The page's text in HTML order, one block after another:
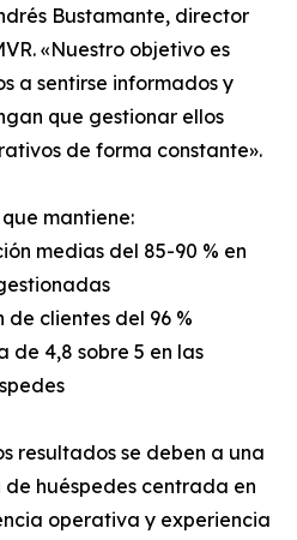
Bustamante, director
«Nuestro objetivo es
a sentirse informados y
que gestionar ellos
de forma constante».
mantiene:
medias del 85-90 % en
de clientes del 96 %
de 4,8 sobre 5 en las
resultados se deben a una
huéspedes centrada en
operativa y experiencia